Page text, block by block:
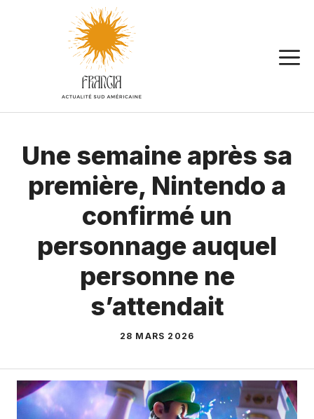
Une semaine après sa
première, Nintendo a
confirmé un
personnage auquel
personne ne
s’attendait
28 MARS 2026